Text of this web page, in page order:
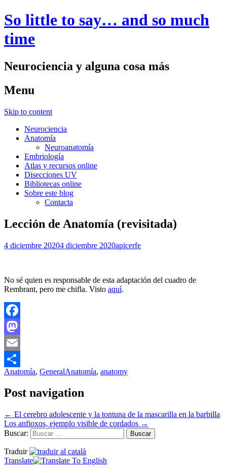
So little to say… and so much
time
Neurociencia y alguna cosa más
Menu
Skip to content
Neurociencia
Anatomía
Neuroanatomía
Embriología
Atlas y recursos online
Disecciones UV
Bibliotecas online
Sobre este blog
Contacta
Lección de Anatomía (revisitada)
4 diciembre 20204 diciembre 2020apicerfe
No sé quien es responsable de esta adaptación del cuadro de
Rembrant, pero me chifla. Visto aquí.
Facebook
Mastodon
Email
Compartir
Anatomía, GeneralAnatomía, anatomy
Post navigation
← El cerebro adolescente y la tontuna de la mascarilla en la barbilla
Los anfioxos, ejemplo visible de cordados →
Buscar:
Traduir
Translate